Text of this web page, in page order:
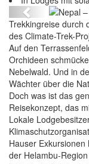
Previous
Trekkingreise durch
des Climate-Trek-
Auf den
Orchideen
Nebelwald. Und in
Wächter über die
Doch was ist das
Reisekonzept, das
Lokale
Hauser
der Helambu-